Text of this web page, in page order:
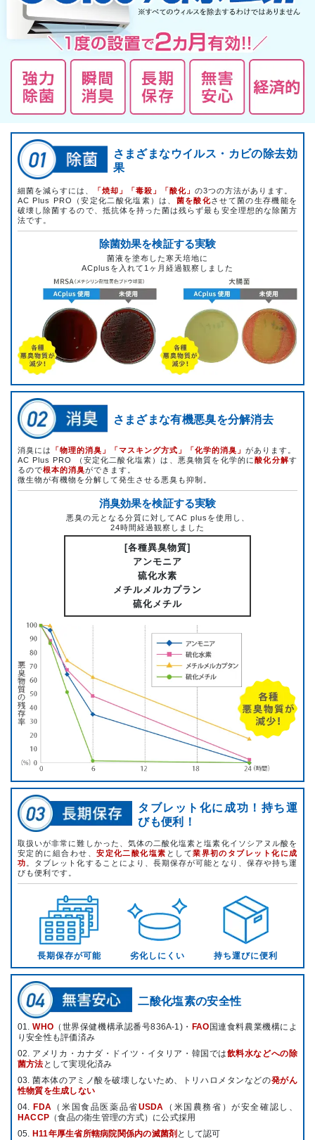
さまざまなウイルス・カビの除去効
果
細菌を減らすには、 「焼却」「毒殺」「酸化」 の3つの方法があります。
AC Plus PRO（安定化二酸化塩素）は、 菌を酸化させて菌の生存機能を
破壊し除菌するので、抵抗体を持った菌は残らず最も安全理想的な除菌方
法です。
除菌効果を検証する実験
菌液を塗布した寒天培地に
ACplusを入れて1ヶ月経過観察しました
さまざまな有機悪臭を分解消去
消臭には 「物理的消臭」「マスキング方式」「化学的消臭」 があります。
AC Plus PRO （安定化二酸化塩素）は、悪臭物質を化学的に酸化分解す
るので根本的消臭ができます。
微生物が有機物を分解して発生させる悪臭も抑制。
消臭効果を検証する実験
悪臭の元となる分質に対してAC plusを使用し、
24時間経過観察しました
[各種異臭物質]
アンモニア
硫化水素
メチルメルカプラン
硫化メチル
タブレット化に成功！持ち運
びも便利！
取扱いが非常に難しかった、気体の二酸化塩素と塩素化イソシアヌル酸を
安定的に組合わせ、安定化二酸化塩素 として業界初のタブレット化に成
功 。タブレット化することにより、長期保存が可能となり、保存や持ち運
びも便利です。
長期保存が可能 劣化しにくい 持ち運びに便利
二酸化塩素の安全性
01.WHO （世界保健機構承認番号836A-1)・ FAO国連食料農業機構によ
り安全性も評価済み
02. アメリカ・カナダ・ドイツ・イタリア・韓国では飲料水などへの除
菌方法 として実現化済み
03. 菌本体のアミノ酸を破壊しないため、トリハロメタンなどの発がん
性物質を生成しない
04.FDA （米国食品医薬品省USDA
（米国農務省）が安全確認し、
HACCP （食品の衛生管理の方式）に公式採用
05. H11年厚生省所轄病院関係内の滅菌剤 として認可